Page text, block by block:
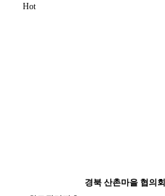
Hot
경북 산촌마을 협의회